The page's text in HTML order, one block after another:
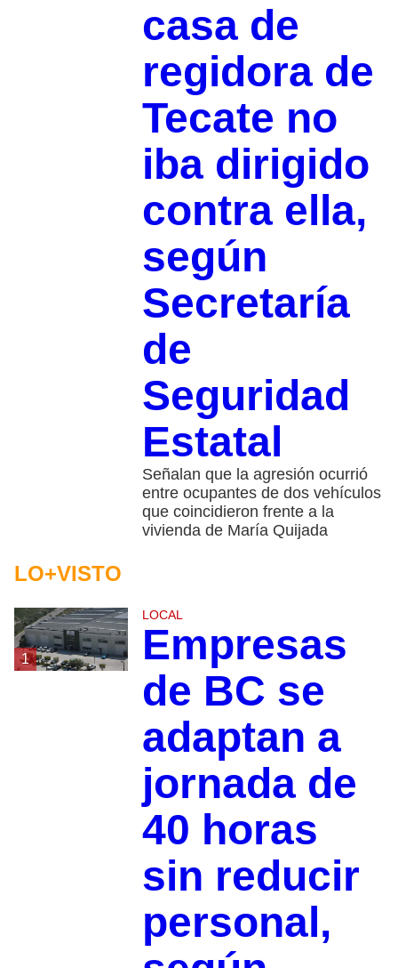
casa de
regidora de
Tecate no
iba dirigido
contra ella,
según
Secretaría
de
Seguridad
Estatal
Señalan que la agresión ocurrió
entre ocupantes de dos vehículos
que coincidieron frente a la
vivienda de María Quijada
LO+VISTO
1
LOCAL
Empresas
de BC se
adaptan a
jornada de
40 horas
sin reducir
personal,